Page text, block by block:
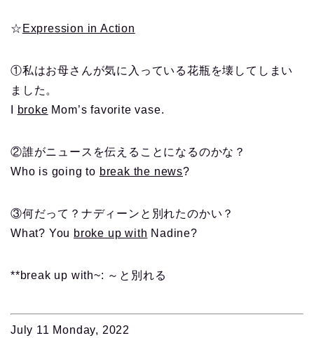
☆ Expression in Action
①私はお母さんが気に入っている花瓶を壊してしまい
ました。
broke Mom’s favorite vase.
②誰がニュースを伝えることになるのかな？
Who is going to break the news?
③何だって？ナディーンと別れたのかい？
What? You broke up with Nadine?
**break up with~: ～と別れる
July 11 Monday, 2022